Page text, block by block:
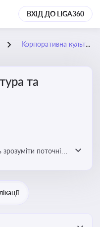
ВХІД ДО LIGA360
Корпоративна культура та цінності
та
поточні